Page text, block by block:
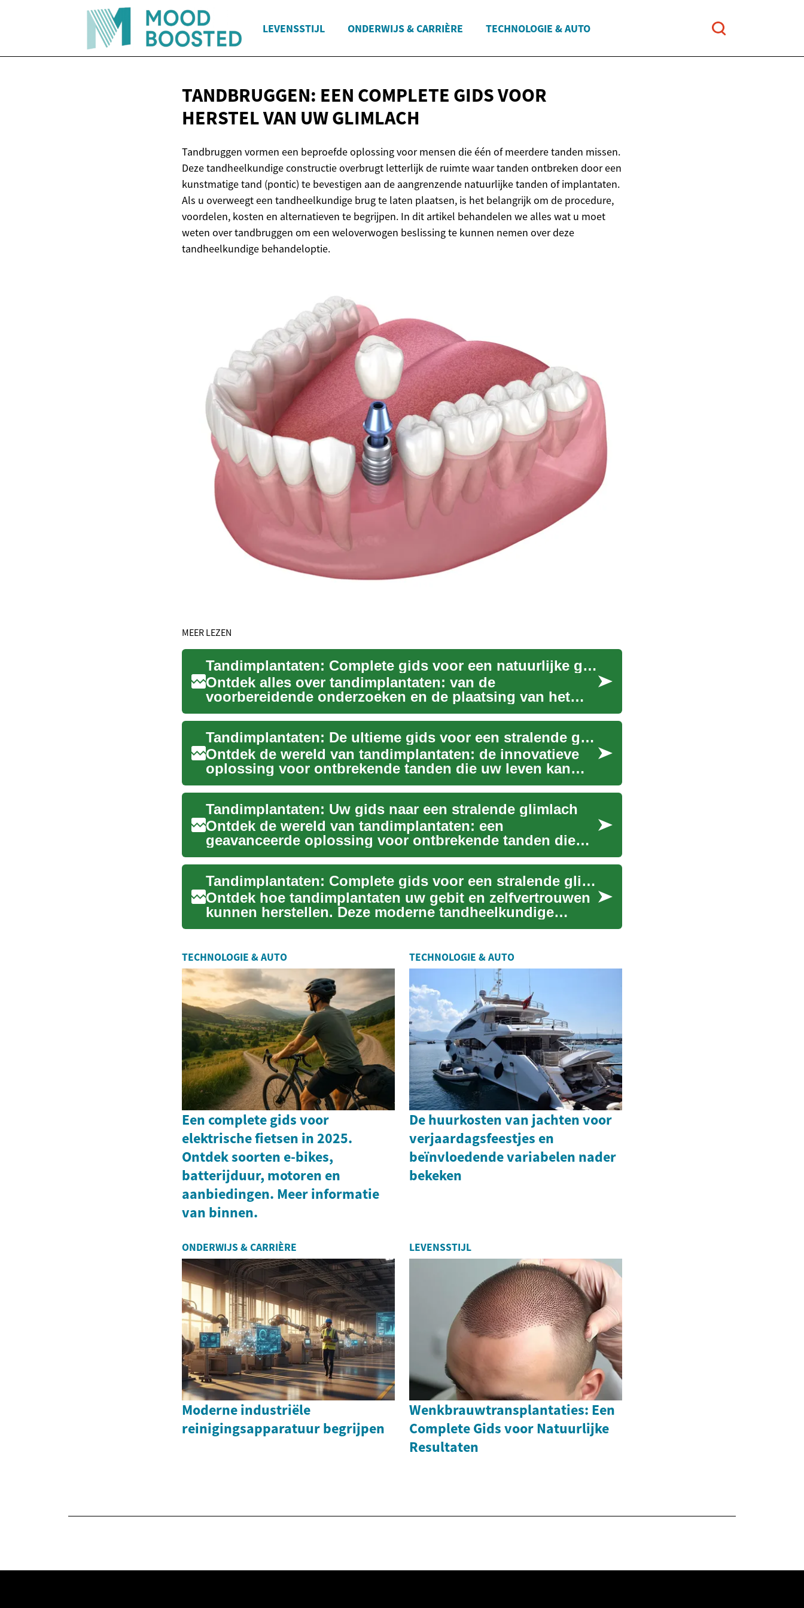
LEVENSSTIJL ONDERWIJS & CARRIÈRE TECHNOLOGIE & AUTO
TANDBRUGGEN: EEN COMPLETE GIDS VOOR
HERSTEL VAN UW GLIMLACH
Tandbruggen vormen een beproefde oplossing voor mensen die één of meerdere tanden missen.
Deze tandheelkundige constructie overbrugt letterlijk de ruimte waar tanden ontbreken door een
kunstmatige tand (pontic) te bevestigen aan de aangrenzende natuurlijke tanden of implantaten.
Als u overweegt een tandheelkundige brug te laten plaatsen, is het belangrijk om de procedure,
voordelen, kosten en alternatieven te begrijpen. In dit artikel behandelen we alles wat u moet
weten over tandbruggen om een weloverwogen beslissing te kunnen nemen over deze
tandheelkundige behandeloptie.
MEER LEZEN
Tandimplantaten: Complete gids voor een natuurlijke glimlach
Ontdek alles over tandimplantaten: van de
voorbereidende onderzoeken en de plaatsing van het
titaniumimplantaat tot o...
Tandimplantaten: De ultieme gids voor een stralende glimlach
Ontdek de wereld van tandimplantaten: de innovatieve
oplossing voor ontbrekende tanden die uw leven kan
veranderen. V...
Tandimplantaten: Uw gids naar een stralende glimlach
Ontdek de wereld van tandimplantaten: een
geavanceerde oplossing voor ontbrekende tanden die
uw glimlach transformeer...
Tandimplantaten: Complete gids voor een stralende glimlach
Ontdek hoe tandimplantaten uw gebit en zelfvertrouwen
kunnen herstellen. Deze moderne tandheelkundige
oplossing biedt...
TECHNOLOGIE & AUTO
Een complete gids voor
elektrische fietsen in 2025.
Ontdek soorten e-bikes,
batterijduur, motoren en
aanbiedingen. Meer informatie
van binnen.
TECHNOLOGIE & AUTO
De huurkosten van jachten voor
verjaardagsfeestjes en
beïnvloedende variabelen nader
bekeken
ONDERWIJS & CARRIÈRE
Moderne industriële
reinigingsapparatuur begrijpen
LEVENSSTIJL
Wenkbrauwtransplantaties: Een
Complete Gids voor Natuurlijke
Resultaten